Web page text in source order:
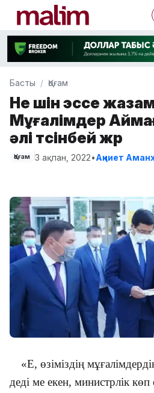
Басты Қоғам
Не үшін эссе
Мұғалімдер
әлі түсінбей жүр
Қоғам 3 ақпан, 2022•Ақниет
«Е, өзіміздің
деді ме екен, министрлік көп